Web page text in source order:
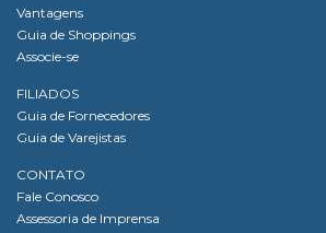
Vantagens
Guia de Shoppings
Associe-se
FILIADOS
Guia de Fornecedores
Guia de Varejistas
CONTATO
Fale Conosco
Assessoria de Imprensa